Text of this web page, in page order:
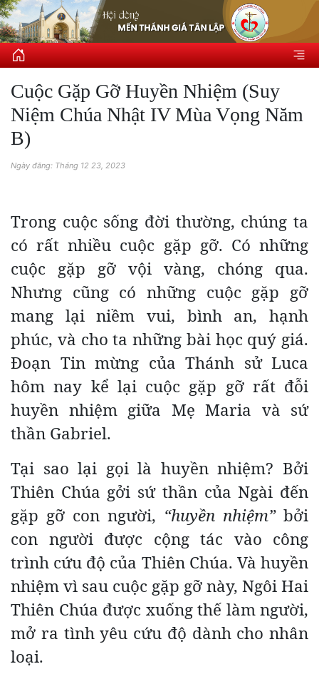
Cuộc Gặp Gỡ Huyền Nhiệm (Suy
Niệm Chúa Nhật IV Mùa Vọng Năm
B)
Ngày đăng: Tháng 12 23, 2023
Trong cuộc sống đời thường, chúng ta
có rất nhiều cuộc gặp gỡ. Có những
cuộc gặp gỡ vội vàng, chóng qua.
Nhưng cũng có những cuộc gặp gỡ
mang lại niềm vui, bình an, hạnh
phúc, và cho ta những bài học quý giá.
Đoạn Tin mừng của Thánh sử Luca
hôm nay kể lại cuộc gặp gỡ rất đỗi
huyền nhiệm giữa Mẹ Maria và sứ
thần Gabriel.
Tại sao lại gọi là huyền nhiệm? Bởi
Thiên Chúa gởi sứ thần của Ngài đến
gặp gỡ con người, “huyền nhiệm”bởi
con người được cộng tác vào công
trình cứu độ của Thiên Chúa. Và huyền
nhiệm vì sau cuộc gặp gỡ này, Ngôi Hai
Thiên Chúa được xuống thế làm người,
mở ra tình yêu cứu độ dành cho nhân
loại.